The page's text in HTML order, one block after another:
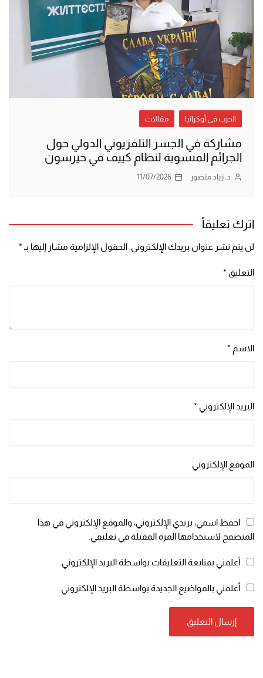
الحرب في أوكرانيا مقالات
مشاركة في الجسر التلفزيوني الدولي حول
الجرائم المنسوبة لنظام كييف في خيرسون
د. زياد منصور 11/07/2026
اترك تعليقاً
لن يتم نشر عنوان بريدك الإلكتروني. الحقول الإلزامية مشار إليها بـ *
التعليق *
الاسم *
البريد الإلكتروني *
الموقع الإلكتروني
احفظ اسمي، بريدي الإلكتروني، والموقع الإلكتروني في هذا
المتصفح لاستخدامها المرة المقبلة في تعليقي.
أعلمني بمتابعة التعليقات بواسطة البريد الإلكتروني.
أعلمني بالمواضيع الجديدة بواسطة البريد الإلكتروني.